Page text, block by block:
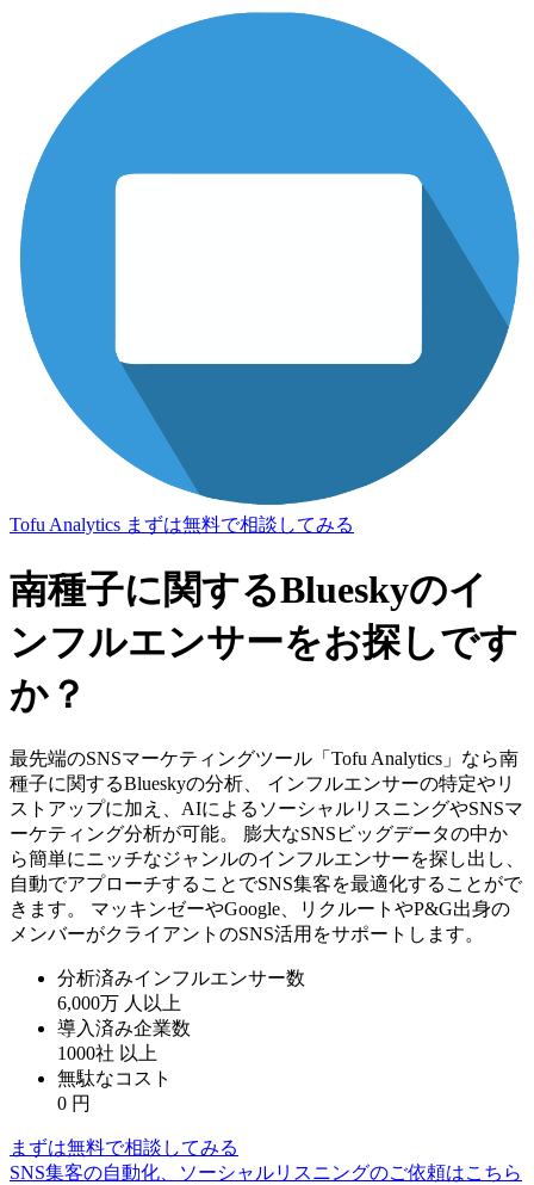
Tofu Analytics まずは無料で相談してみる
南種子に関するBlueskyのイ
ンフルエンサーをお探しです
か？
最先端のSNSマーケティングツール「Tofu Analytics」なら南
種子に関するBlueskyの分析、 インフルエンサーの特定やリ
ストアップに加え、AIによるソーシャルリスニングやSNSマ
ーケティング分析が可能。 膨大なSNSビッグデータの中か
ら簡単にニッチなジャンルのインフルエンサーを探し出し、
自動でアプローチすることでSNS集客を最適化することがで
きます。 マッキンゼーやGoogle、リクルートやP&G出身の
メンバーがクライアントのSNS活用をサポートします。
分析済みインフルエンサー数
6,000万 人以上
導入済み企業数
1000社 以上
無駄なコスト
0 円
まずは無料で相談してみる
SNS集客の自動化、ソーシャルリスニングのご依頼はこちら